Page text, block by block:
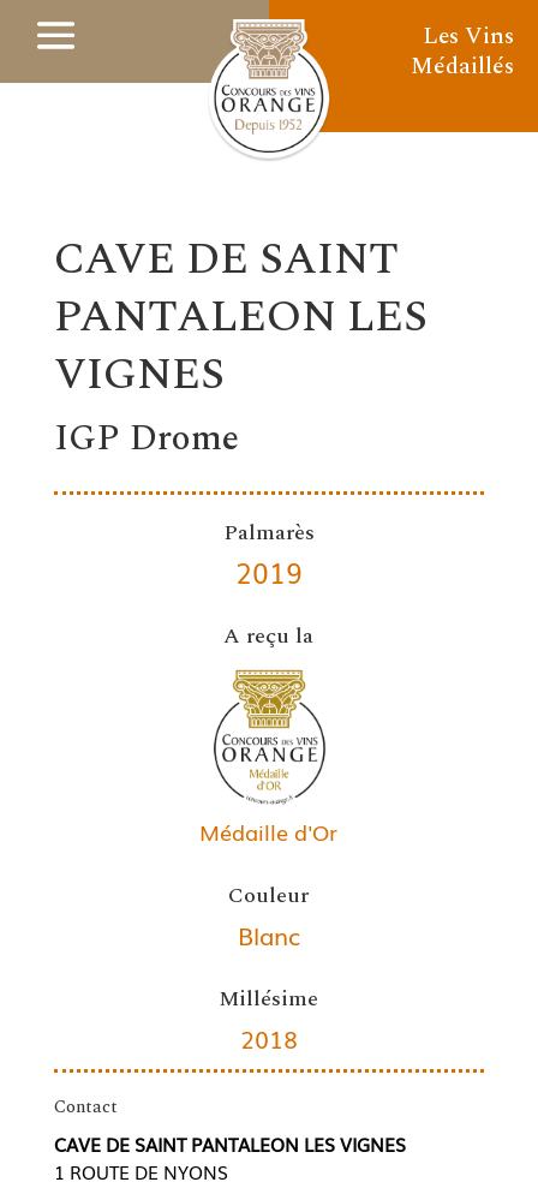
Les Vins
Médaillés
CAVE DE SAINT
PANTALEON LES
VIGNES
IGP Drome
Palmarès
2019
A reçu la
Médaille d'Or
Couleur
Blanc
Millésime
2018
Contact
CAVE DE SAINT PANTALEON LES VIGNES
1 ROUTE DE NYONS